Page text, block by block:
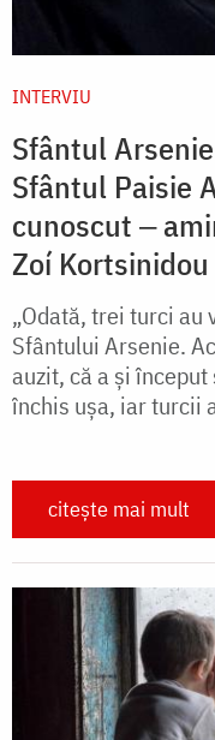
INTERVIU
Sfântul
Sfântul Paisie
cunoscut ‒
Zoí Kortsinidou
„Odată, trei turci au
Sfântului Arsenie.
auzit, că a și
închis ușa, iar turcii
citește mai mult